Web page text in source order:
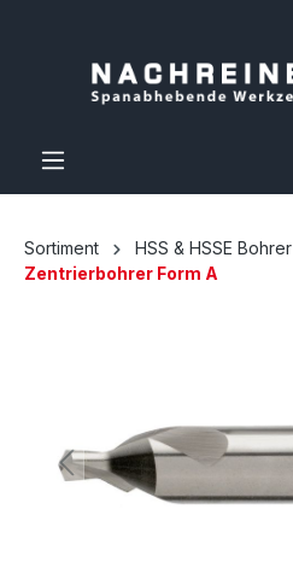
Sortiment HSS & HSSE Bohrer
Zentrierbohrer Form A